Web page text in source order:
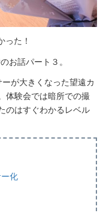
た！
お話パート３。
が大きくなった望遠カ
体験会では暗所での撮
のはすぐわかるレベル
化